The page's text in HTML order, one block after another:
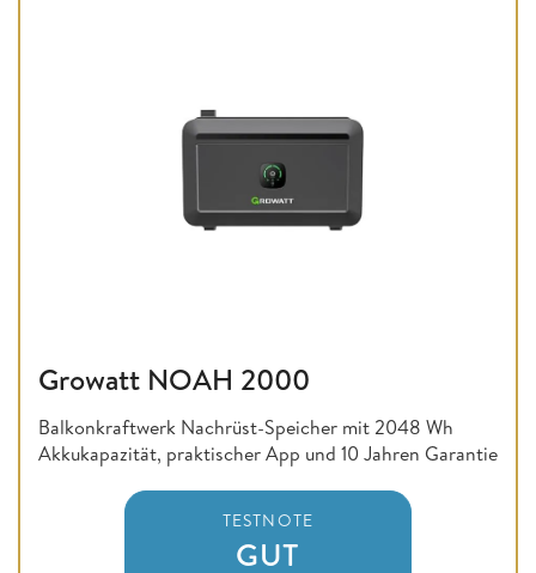
Growatt NOAH 2000
Balkonkraftwerk Nachrüst-Speicher mit 2048 Wh
Akkukapazität, praktischer App und 10 Jahren Garantie
TESTNOTE
GUT